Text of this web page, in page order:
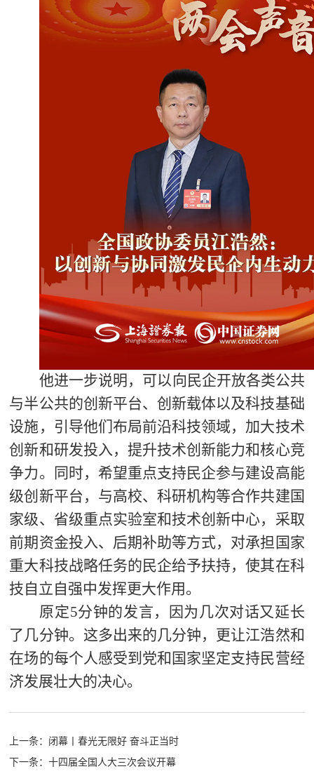
他进一步说明，可以向民企开放各类公共
与半公共的创新平台、创新载体以及科技基础
设施，引导他们布局前沿科技领域，加大技术
创新和研发投入，提升技术创新能力和核心竞
争力。同时，希望重点支持民企参与建设高能
级创新平台，与高校、科研机构等合作共建国
家级、省级重点实验室和技术创新中心，采取
前期资金投入、后期补助等方式，对承担国家
重大科技战略任务的民企给予扶持，使其在科
技自立自强中发挥更大作用。
原定5分钟的发言，因为几次对话又延长
了几分钟。这多出来的几分钟，更让江浩然和
在场的每个人感受到党和国家坚定支持民营经
济发展壮大的决心。
上一条： 闭幕丨春光无限好 奋斗正当时
下一条：十四届全国人大三次会议开幕